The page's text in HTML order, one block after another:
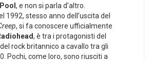
, e non si parla d’altro.
1992, stesso anno dell’uscita del
, si fa conoscere ufficialmente
, è tra i protagonisti del
del rock britannico a cavallo tra gli
Pochi, come loro, sono riusciti a